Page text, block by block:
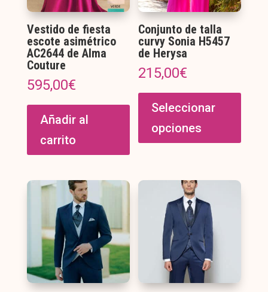
Vestido de fiesta
escote asimétrico
AC2644 de Alma
Couture
595,00€
Añadir al
carrito
Conjunto de talla
curvy Sonia H5457
de Herysa
215,00€
Seleccionar
opciones